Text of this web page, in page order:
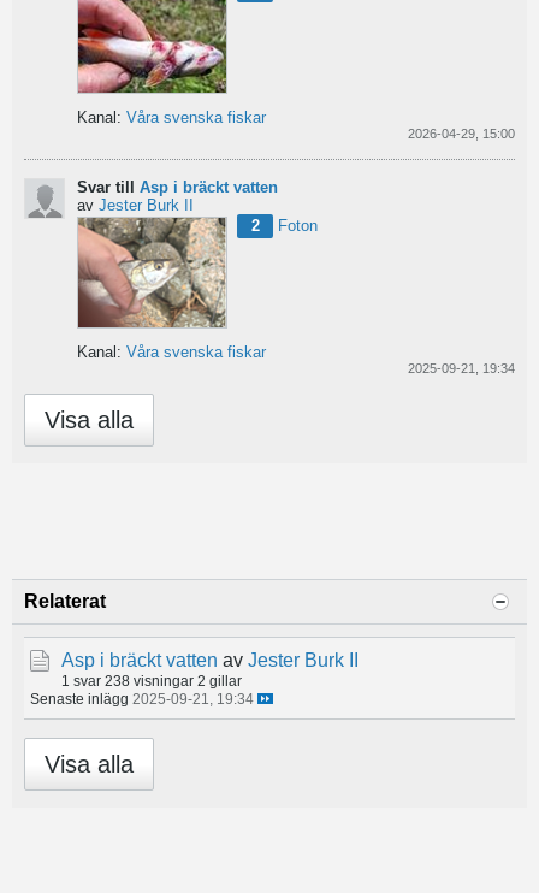
Kanal: Våra svenska fiskar
2026-04-29, 15:00
Svar till Asp i bräckt vatten
av Jester Burk II
2
Foton
Kanal: Våra svenska fiskar
2025-09-21, 19:34
Visa alla
Relaterat
Asp i bräckt vatten av Jester Burk II
1 svar 238 visningar 2 gillar
Senaste inlägg 2025-09-21, 19:34
Visa alla